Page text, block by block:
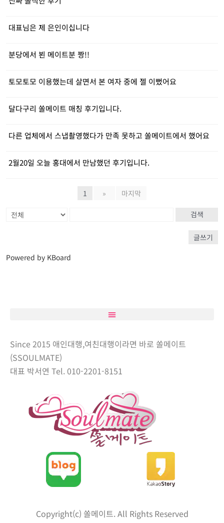
대표님은 제 은인이십니다
분당에서 뵌 메이트분 짱!!
토모토모 이용했는데 살면서 본 여자 중에 젤 이뻤어요
달다구리 쏠메이트 매칭 후기입니다.
다른 업체에서 스냅촬영했다가 만족 못하고 쏠메이트에서 했어요
2월20일 오늘 홍대에서 만남했던 후기입니다.
1 » 마지막
검색
글쓰기
Powered by KBoard
Since 2015 애인대행,여친대행이라면 바로 쏠메이트
(SSOULMATE)
대표 박서연 Tel. 010-2201-8151
Copyright(c) 쏠메이트. All Rights Reserved